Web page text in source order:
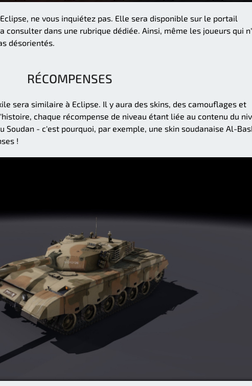
ne vous inquiétez pas. Elle sera disponible sur le portail
consulter dans une rubrique dédiée. Ainsi, même les joueurs qui
désorientés.
RÉCOMPENSES
sera similaire à Eclipse. Il y aura des skins, des camouflages et
chaque récompense de niveau étant liée au contenu du
Soudan - c'est pourquoi, par exemple, une skin soudanaise Al-
!